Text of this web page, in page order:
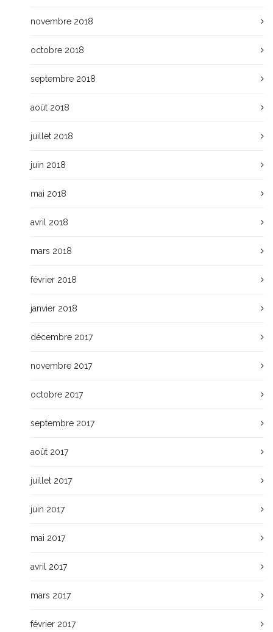
novembre 2018
octobre 2018
septembre 2018
août 2018
juillet 2018
juin 2018
mai 2018
avril 2018
mars 2018
février 2018
janvier 2018
décembre 2017
novembre 2017
octobre 2017
septembre 2017
août 2017
juillet 2017
juin 2017
mai 2017
avril 2017
mars 2017
février 2017